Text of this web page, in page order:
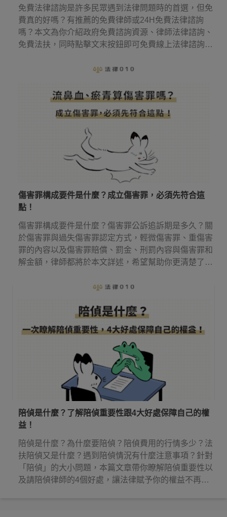
免費法律諮詢是許多民眾遇到法律問題時的首選，但免
費真的好嗎？有推薦的免費律師或24H免費法律諮詢
嗎？本文為你介紹政府免費諮詢資源、律師法律諮詢、
免費法扶，同時點擊文末按鈕即可免費線上法律諮詢，
傷害罪構成要件是什麼？成立傷害罪，必須先符合這
點！
傷害罪構成要件是什麼？傷害罪公訴追訴期是多久？關
於傷害罪與過失傷害罪認定方式，輕微傷害罪、重傷害
罪的內容以及傷害罪賠償、罰金、刑罰內容與傷害罪和
解金額，律師都將於本文詳述，希望幫助你更清楚了解
陪偵是什麼？了解陪偵重要性跟4大好處保障自己的權
益！
陪偵是什麼？為什麼要陪偵？陪偵費用的行情多少？法
扶陪偵又是什麼？遇到陪偵情況有什麼注意事項？針對
「陪偵」的大小問題，本篇文章帶你瞭解陪偵重要性以
及請陪偵律師的4個好處，讓法律賦予你的權益不再睡